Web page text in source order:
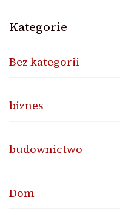
Kategorie
Bez kategorii
biznes
budownictwo
Dom